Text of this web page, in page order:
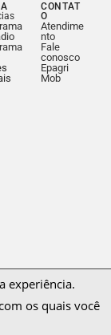
CONTAT
O
Atendime
nto
Fale
conosco
Epagri
Mob
os quais você